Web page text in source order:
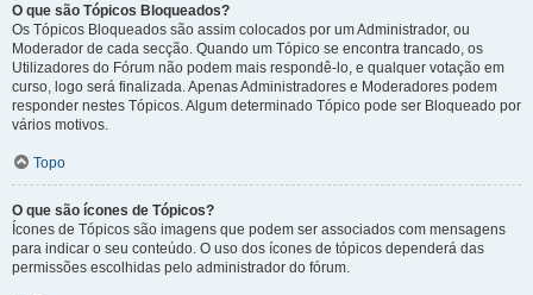
O que são Tópicos Bloqueados?
Os Tópicos Bloqueados são assim colocados por um Administrador, ou
Moderador de cada secção. Quando um Tópico se encontra trancado, os
Utilizadores do Fórum não podem mais respondê-lo, e qualquer votação em
curso, logo será finalizada. Apenas Administradores e Moderadores podem
responder nestes Tópicos. Algum determinado Tópico pode ser Bloqueado por
vários motivos.
Topo
O que são ícones de Tópicos?
Ícones de Tópicos são imagens que podem ser associados com mensagens
para indicar o seu conteúdo. O uso dos ícones de tópicos dependerá das
permissões escolhidas pelo administrador do fórum.